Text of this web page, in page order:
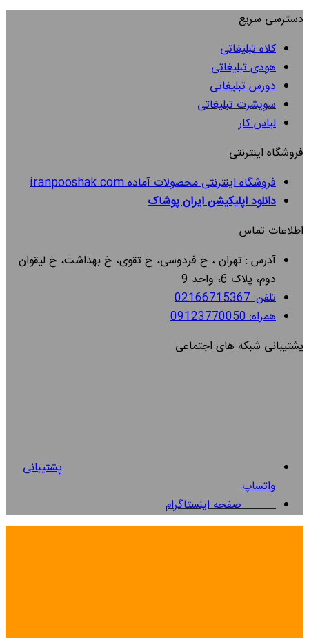
دسترسی سریع
کلاه تبلیغاتی
هودی تبلیغاتی
دورس تبلیغاتی
سویشرت تبلیغاتی
لباس کار
فروشگاه اینترنتی
فروشگاه اینترنتی محصولات آماده iranpooshak.com
دانلود اپلیکیشن ایران پوشاک
اطلاعات تماس
آدرس : تهران ، خ فردوسی، خ تقوی، خ بهداشت، خ لیقوان
دوم، پلاک 6، واحد 9
تلفن: 02166715367
همراه: 09123770050
پشتیبانی شبکه های اجتماعی
پشتیبانی
واتساپ
صفحه اینستاگرام